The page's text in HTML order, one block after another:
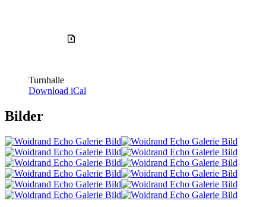
Turnhalle
Download iCal
Bilder